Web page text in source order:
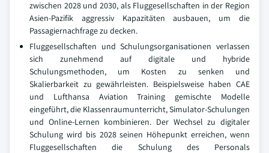
zwischen 2028 und 2030, als Fluggesellschaften in der Region
Asien-Pazifik aggressiv Kapazitäten ausbauen, um die
Passagiernachfrage zu decken.
Fluggesellschaften und Schulungsorganisationen verlassen
sich zunehmend auf digitale und hybride
Schulungsmethoden, um Kosten zu senken und
Skalierbarkeit zu gewährleisten. Beispielsweise haben CAE
und Lufthansa Aviation Training gemischte Modelle
eingeführt, die Klassenraumunterricht, Simulator-Schulungen
und Online-Lernen kombinieren. Der Wechsel zu digitaler
Schulung wird bis 2028 seinen Höhepunkt erreichen, wenn
Fluggesellschaften die Schulung des Personals